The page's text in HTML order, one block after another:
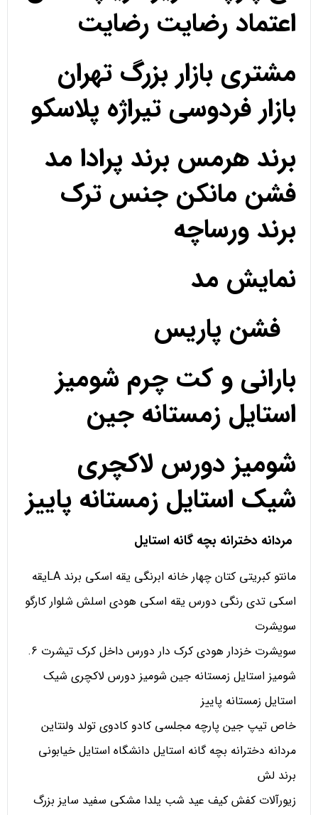
اعتماد رضایت رضایت
مشتری بازار بزرگ تهران
بازار فردوسی تیراژه پلاسکو
برند هرمس برند پرادا مد
فشن مانکن جنس ترک
برند ورساچه
نمایش مد
فشن پاریس
بارانی و کت چرم شومیز
استایل زمستانه جین
شومیز دورس لاکچری
شیک استایل زمستانه پاییز
مردانه دخترانه بچه گانه استایل
مانتو کبریتی کتان چهار خانه ابرنگی یقه اسکی برند LAیقه
اسکی تدی رنگی دورس یقه اسکی هودی اسلش شلوار کارگو
سویشرت
سویشرت خزدار هودی کرک دار دورس داخل کرک تیشرت 6.
شومیز استایل زمستانه جین شومیز دورس لاکچری شیک
استایل زمستانه پاییز
خاص تیپ جین پارچه مجلسی کادو کادوی تولد ولنتاین
مردانه دخترانه بچه گانه استایل دانشگاه استایل خیابونی
برند لش
زیورآلات کفش کیف عید شب یلدا مشکی سفید سایز بزرگ